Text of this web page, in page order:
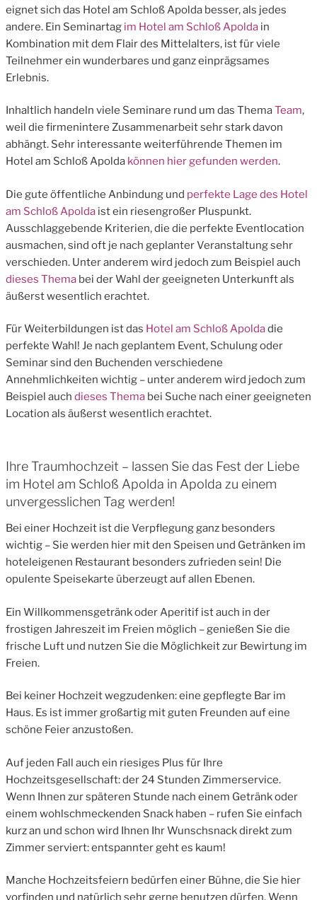
eignet sich das Hotel am Schloß Apolda besser, als jedes
andere. Ein Seminartag im Hotel am Schloß Apolda in
Kombination mit dem Flair des Mittelalters, ist für viele
Teilnehmer ein wunderbares und ganz einprägsames
Erlebnis.
Inhaltlich handeln viele Seminare rund um das ThemaTeam,
weil die firmenintere Zusammenarbeit sehr stark davon
abhängt. Sehr interessante weiterführende Themen im
Hotel am Schloß Apolda können hier gefunden werden.
Die gute öffentliche Anbindung und perfekte Lage des Hotel
am Schloß Apolda ist ein riesengroßer Pluspunkt.
Ausschlaggebende Kriterien, die die perfekte Eventlocation
ausmachen, sind oft je nach geplanter Veranstaltung sehr
verschieden. Unter anderem wird jedoch zum Beispiel auch
dieses Thema bei der Wahl der geeigneten Unterkunft als
äußerst wesentlich erachtet.
Für Weiterbildungen ist das Hotel am Schloß Apoldadie
perfekte Wahl! Je nach geplantem Event, Schulung oder
Seminar sind den Buchenden verschiedene
Annehmlichkeiten wichtig – unter anderem wird jedoch zum
Beispiel auch dieses Thema bei Suche nach einer geeigneten
Location als äußerst wesentlich erachtet.
Ihre Traumhochzeit – lassen Sie das Fest der Liebe
im Hotel am Schloß Apolda in Apolda zu einem
unvergesslichen Tag werden!
Bei einer Hochzeit ist die Verpflegung ganz besonders
wichtig – Sie werden hier mit den Speisen und Getränken im
hoteleigenen Restaurant besonders zufrieden sein! Die
opulente Speisekarte überzeugt auf allen Ebenen.
Ein Willkommensgetränk oder Aperitif ist auch in der
frostigen Jahreszeit im Freien möglich – genießen Sie die
frische Luft und nutzen Sie die Möglichkeit zur Bewirtung im
Freien.
Bei keiner Hochzeit wegzudenken: eine gepflegte Bar im
Haus. Es ist immer großartig mit guten Freunden auf eine
schöne Feier anzustoßen.
Auf jeden Fall auch ein riesiges Plus für Ihre
Hochzeitsgesellschaft: der 24 Stunden Zimmerservice.
Wenn Ihnen zur späteren Stunde nach einem Getränk oder
einem wohlschmeckenden Snack haben – rufen Sie einfach
kurz an und schon wird Ihnen Ihr Wunschsnack direkt zum
Zimmer serviert: entspannter geht es kaum!
Manche Hochzeitsfeiern bedürfen einer Bühne, die Sie hier
vorfinden und natürlich sehr gerne benutzen dürfen. Wenn